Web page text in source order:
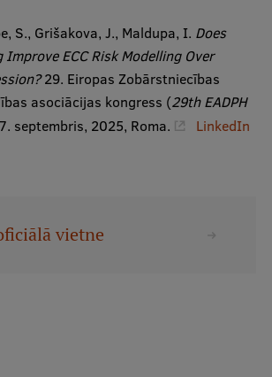
projekti
Latvijā
S., Grišakova, J., Maldupa, I. Does
ECC Risk Modelling Over
29. Eiropas Zobārstniecības
asociācijas kongress (29th EADPH
septembris, 2025, Roma. LinkedIn
vietne